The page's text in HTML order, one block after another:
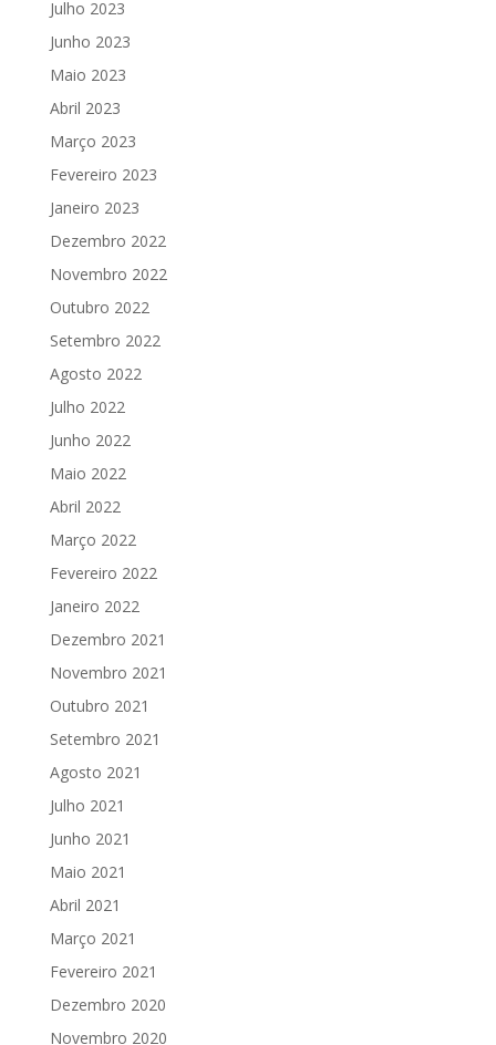
Julho 2023
Junho 2023
Maio 2023
Abril 2023
Março 2023
Fevereiro 2023
Janeiro 2023
Dezembro 2022
Novembro 2022
Outubro 2022
Setembro 2022
Agosto 2022
Julho 2022
Junho 2022
Maio 2022
Abril 2022
Março 2022
Fevereiro 2022
Janeiro 2022
Dezembro 2021
Novembro 2021
Outubro 2021
Setembro 2021
Agosto 2021
Julho 2021
Junho 2021
Maio 2021
Abril 2021
Março 2021
Fevereiro 2021
Dezembro 2020
Novembro 2020